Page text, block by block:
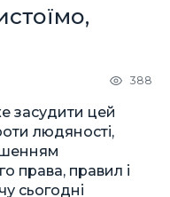
388
засудити цей
людяності,
права, правил і
сьогодні